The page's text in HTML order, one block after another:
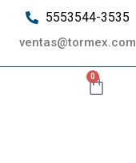
5553544-3535
ventas@tormex.com
0